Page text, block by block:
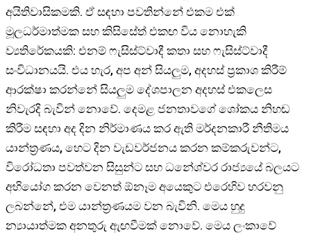
අයිතිවාසිකමකි. ඒ සඳහා පවතින්නේ එකම එක්
මූලධර්මාත්මක සහ කිසිසේත් එකඟ විය නොහැකි
ව්‍යතිරේකයකි: එනම් ෆැසිස්ට්වාදී කතා සහ ෆැසිස්ට්වාදී
සංවිධානයයි. එය හැර, අප අන් සියලුම, අදහස් ප්‍රකාශ කිරීම්
ආරක්ෂා කරන්නේ සියලුම දේශපාලන අදහස් එකලෙස
නිවැරදි බැවින් නොවේ. දෙමළ ජනතාවගේ ශෝකය නිහඬ
කිරීම සඳහා අද දින නිර්මාණය කර ඇති මර්දනකාරී නීතිමය
යාන්ත්‍රණය, හෙට දින වැඩවර්ජනය කරන කම්කරුවන්ට,
විරෝධතා පවත්වන සිසුන්ට සහ ධනේශ්වර රාජ්‍යයේ බලයට
අභියෝග කරන වෙනත් ඕනෑම අයෙකුට එරෙහිව හරවනු
ලබන්නේ, එම යාන්ත්‍රණයම වන බැවිනි. මෙය හුදු
න්‍යායාත්මක අනතුරු ඇඟවීමක් නොවේ. මෙය ලංකාවේ